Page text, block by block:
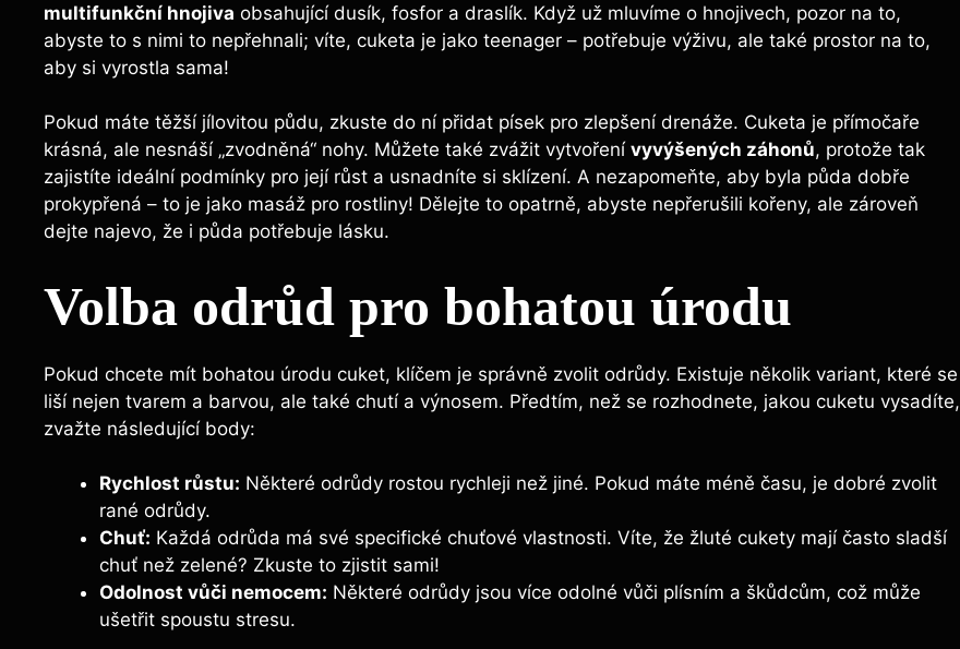
multifunkční hnojiva obsahující dusík, fosfor a draslík. Když už mluvíme o hnojivech, pozor na to,
abyste to s nimi to nepřehnali; víte, cuketa je jako teenager – potřebuje výživu, ale také prostor na to,
aby si vyrostla sama!
Pokud máte těžší jílovitou půdu, zkuste do ní přidat písek pro zlepšení drenáže. Cuketa je přímočaře
krásná, ale nesnáší „zvodněná“ nohy. Můžete také zvážit vytvoření vyvýšených záhonů, protože tak
zajistíte ideální podmínky pro její růst a usnadníte si sklízení. A nezapomeňte, aby byla půda dobře
prokypřená – to je jako masáž pro rostliny! Dělejte to opatrně, abyste nepřerušili kořeny, ale zároveň
dejte najevo, že i půda potřebuje lásku.
Volba odrůd pro bohatou úrodu
Pokud chcete mít bohatou úrodu cuket, klíčem je správně zvolit odrůdy. Existuje několik variant, které se
liší nejen tvarem a barvou, ale také chutí a výnosem. Předtím, než se rozhodnete, jakou cuketu vysadíte,
zvažte následující body:
Rychlost růstu: Některé odrůdy rostou rychleji než jiné. Pokud máte méně času, je dobré zvolit
rané odrůdy.
Chuť: Každá odrůda má své specifické chuťové vlastnosti. Víte, že žluté cukety mají často sladší
chuť než zelené? Zkuste to zjistit sami!
Odolnost vůči nemocem: Některé odrůdy jsou více odolné vůči plísním a škůdcům, což může
ušetřit spoustu stresu.